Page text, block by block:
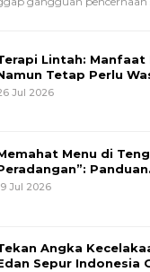
Lintah: Manfaat
Tetap Perlu
Jul 2026
Menu di
Jul 2026
Angka
Sepur Indonesia